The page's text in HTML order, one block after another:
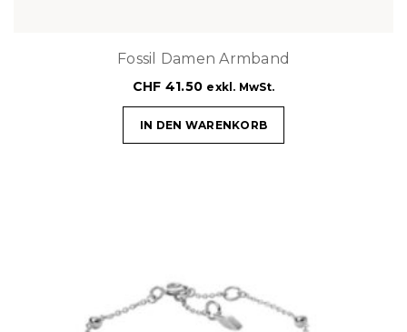
Fossil Damen Armband
CHF 41.50 exkl. MwSt.
IN DEN WARENKORB